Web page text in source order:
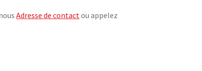
Adresse de contactou appelez